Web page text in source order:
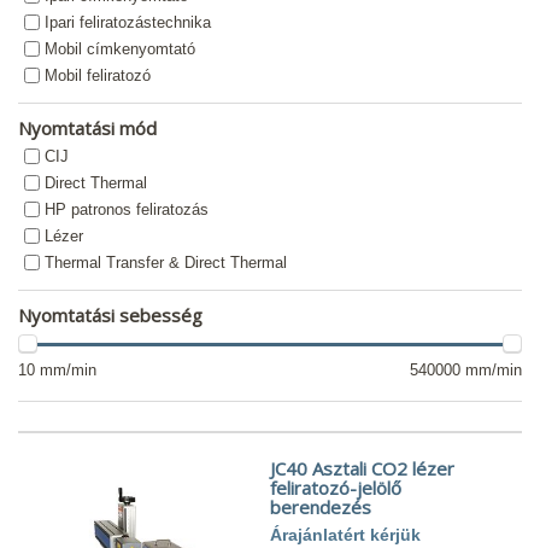
Ipari feliratozástechnika
Mobil címkenyomtató
Mobil feliratozó
Nyomtatási mód
CIJ
Direct Thermal
HP patronos feliratozás
Lézer
Thermal Transfer & Direct Thermal
Nyomtatási sebesség
10 mm/min 540000 mm/min
JC40 Asztali CO2 lézer
feliratozó-jelölő
berendezés
Árajánlatért kérjük